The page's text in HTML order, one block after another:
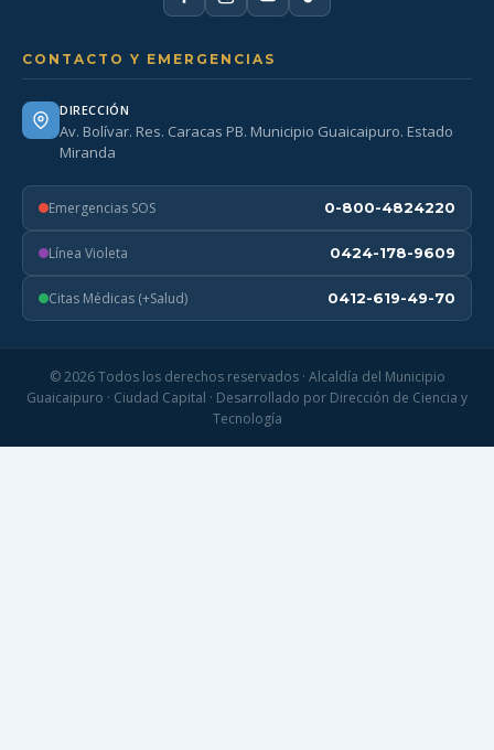
CONTACTO Y EMERGENCIAS
DIRECCIÓN
Av. Bolívar. Res. Caracas PB. Municipio Guaicaipuro. Estado
Miranda
Emergencias SOS 0-800-4824220
Línea Violeta 0424-178-9609
Citas Médicas (+Salud) 0412-619-49-70
© 2026 Todos los derechos reservados · Alcaldía del Municipio
Guaicaipuro · Ciudad Capital · Desarrollado por Dirección de Ciencia y
Tecnología